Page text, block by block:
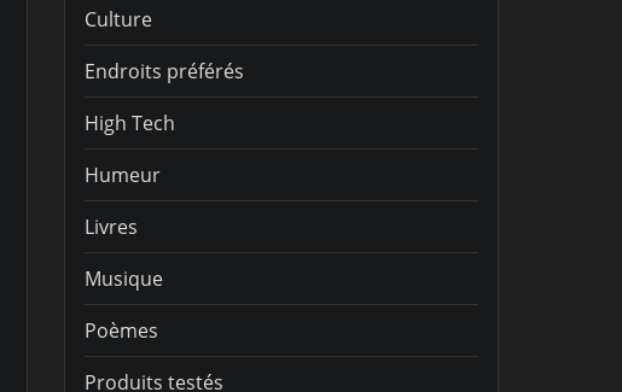
Culture
Endroits préférés
High Tech
Humeur
Livres
Musique
Poèmes
Produits testés